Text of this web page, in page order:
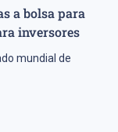
a bolsa para
inversores
mundial de